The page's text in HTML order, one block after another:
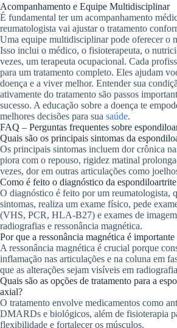
Acompanhamento e Equipe Multidisciplinar
É fundamental ter um acompanhamento
reumatologista vai ajustar o tratamento
Uma equipe multidisciplinar pode oferecer o
Isso inclui o médico, o fisioterapeuta, o
vezes, um terapeuta ocupacional. Cada
para um tratamento completo. Eles ajudam
doença e a viver melhor. Entender sua
ativamente do tratamento são passos
sucesso. A educação sobre a doença te
melhores decisões para sua saúde.
FAQ – Perguntas frequentes sobre
Quais são os principais sintomas da
Os principais sintomas incluem dor crônica
piora com o repouso, rigidez matinal
vezes, dor em outras articulações como
Como é feito o diagnóstico da
O diagnóstico é feito por um reumatologista,
sintomas, realiza um exame físico, pede
(VHS, PCR, HLA-B27) e exames de
radiografias e ressonância magnética.
Por que a ressonância magnética é
A ressonância magnética é crucial porque
inflamação nas articulações e na coluna em
que as alterações sejam visíveis em
Quais são as opções de tratamento para a
axial?
O tratamento envolve medicamentos como
DMARDs e biológicos, além de fisioterapia
flexibilidade e fortalecer os músculos.